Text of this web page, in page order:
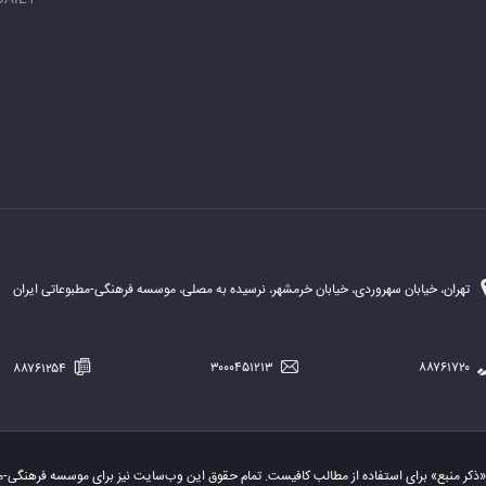
تهران، خیابان سهروردی، خیابان خرمشهر، نرسیده به مصلی، موسسه فرهنگی-مطبوعاتی ایران
«ذکر منبع» برای استفاده از مطالب کافیست. تمام حقوق این وب‌سایت نیز برای موسسه